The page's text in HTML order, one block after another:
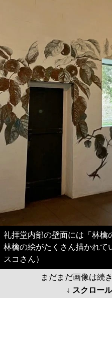
礼拝堂内部の壁面には「林檎
林檎の絵がたくさん描かれて
スコさん）
まだまだ画像は続
↓ スクロー